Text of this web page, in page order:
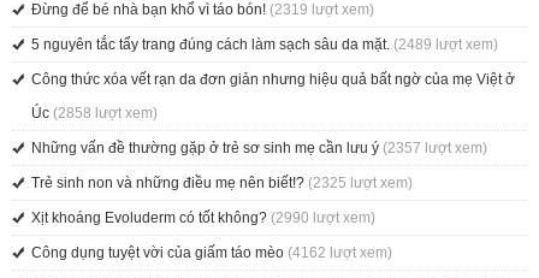
Đừng để bé nhà bạn khổ vì táo bón! (2319 lượt xem)
5 nguyên tắc tẩy trang đúng cách làm sạch sâu da mặt. (2489 lượt xem)
Công thức xóa vết rạn da đơn giản nhưng hiệu quả bất ngờ của mẹ Việt ở
Úc (2858 lượt xem)
Những vấn đề thường gặp ở trẻ sơ sinh mẹ cần lưu ý (2357 lượt xem)
Trẻ sinh non và những điều mẹ nên biết!? (2325 lượt xem)
Xịt khoáng Evoluderm có tốt không? (2990 lượt xem)
Công dụng tuyệt vời của giấm táo mèo (4162 lượt xem)